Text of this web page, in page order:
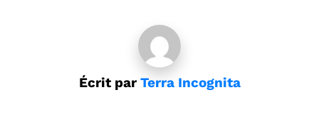
Écrit par Terra Incognita